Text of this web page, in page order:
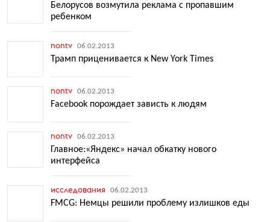
Белорусов возмутила реклама с пропавшим
ребенком
nontv 06.02.2013
Трамп приценивается к New York Times
nontv 06.02.2013
Facebook порождает зависть к людям
nontv 06.02.2013
Главное:«Яндекс» начал обкатку нового
интерфейса
исследования 06.02.2013
FMCG: Немцы решили проблему излишков еды